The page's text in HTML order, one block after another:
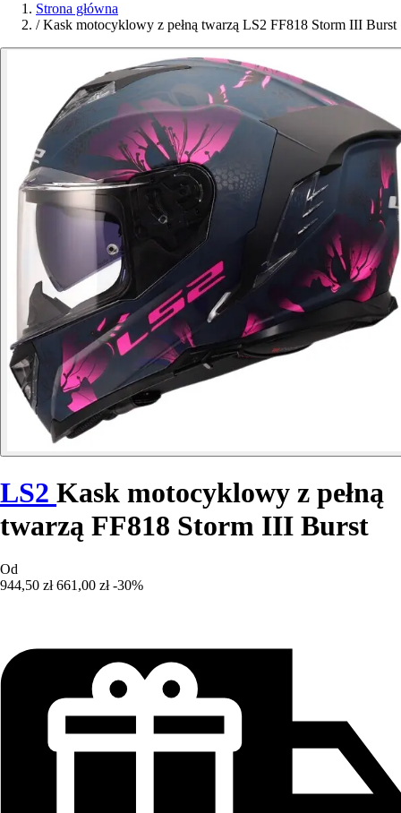
Strona główna
/ Kask motocyklowy z pełną twarzą LS2 FF818 Storm III Burst
LS2 Kask motocyklowy z pełną
twarzą FF818 Storm III Burst
Od
944,50 zł 661,00 zł -30%